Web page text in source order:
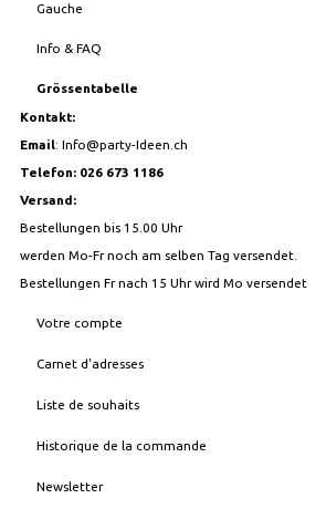
Gauche
Info & FAQ
Grössentabelle
Kontakt:
Email: Info@party-Ideen.ch
Telefon: 026 673 1186
Versand:
Bestellungen bis 15.00 Uhr
werden Mo-Fr noch am selben Tag versendet.
Bestellungen Fr nach 15 Uhr wird Mo versendet
Votre compte
Carnet d'adresses
Liste de souhaits
Historique de la commande
Newsletter